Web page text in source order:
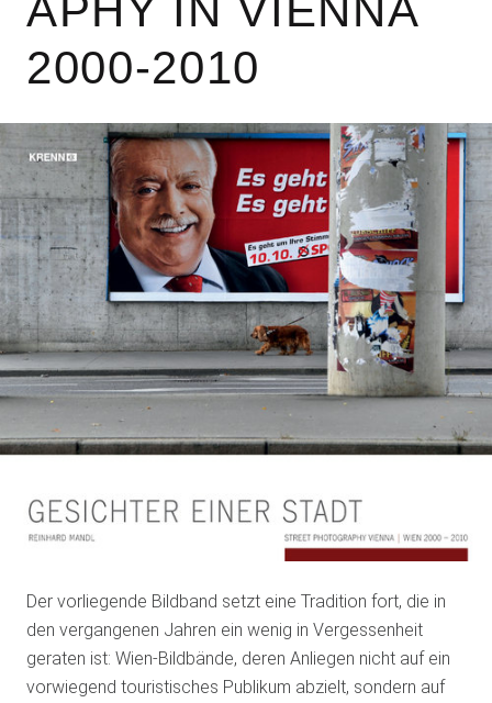
APHY IN VIENNA
2000-2010
Der vorliegende Bildband setzt eine Tradition fort, die in
den vergangenen Jahren ein wenig in Vergessenheit
geraten ist: Wien-Bildbände, deren Anliegen nicht auf ein
vorwiegend touristisches Publikum abzielt, sondern auf